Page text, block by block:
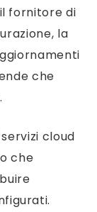
fornitore di
la
che
cloud
che